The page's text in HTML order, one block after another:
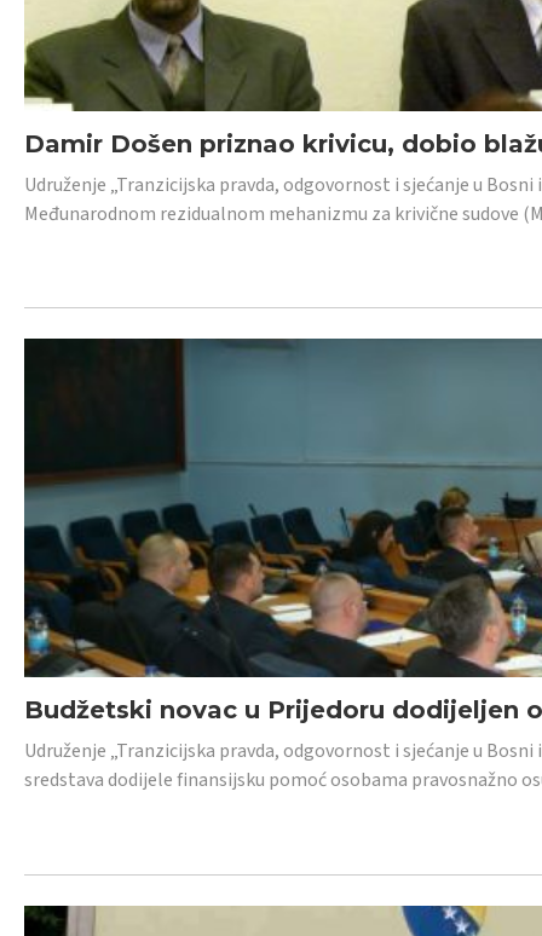
Damir Došen priznao krivicu, dobio
Udruženje „Tranzicijska pravda, odgovornost i sjećanje u
Međunarodnom rezidualnom mehanizmu za krivične sudove
Budžetski novac u Prijedoru dodijeljen
Udruženje „Tranzicijska pravda, odgovornost i sjećanje u
sredstava dodijele finansijsku pomoć osobama pravosnažno